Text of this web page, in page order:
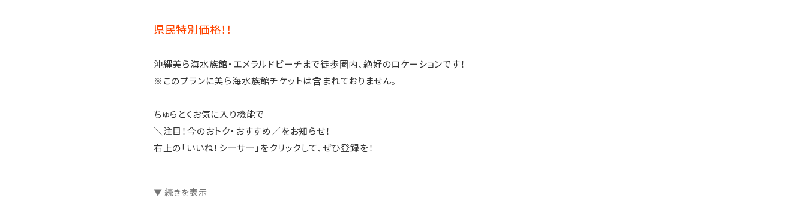
県民特別価格！！
沖縄美ら海水族館・エメラルドビーチまで徒歩圏内、絶好のロケーションです！
※このプランに美ら海水族館チケットは含まれておりません。
ちゅらとくお気に入り機能で
＼注目！今のおトク・おすすめ／をお知らせ！
右上の「いいね！シーサー」をクリックして、ぜひ登録を！
フロントは本館2階（到着階）にございます。
▼ 続きを表示